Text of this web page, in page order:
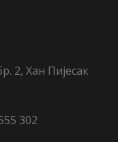
2, Хан Пијесак
302